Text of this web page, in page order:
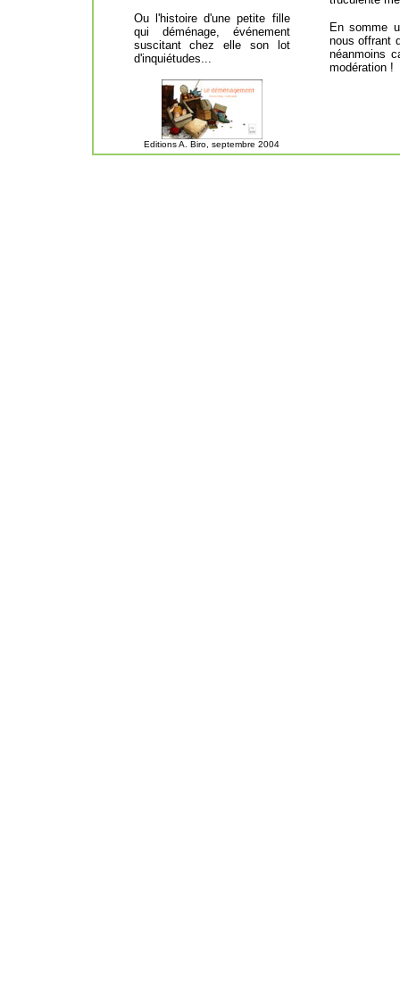
Ou l'histoire d'une petite fille
qui déménage, événement
suscitant chez elle son lot
d'inquiétudes...
Editions A. Biro, septembre 2004
En somme
nous offrant
néanmoins
modération !